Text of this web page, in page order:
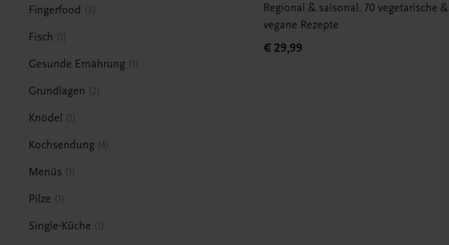
Fingerfood 3
Fisch 1
Gesunde Ernährung 1
Grundlagen 2
Knödel 1
Kochsendung 4
Menüs 1
Pilze 1
Single-Küche 1
Regional & saisonal. 70 vegetarische &
vegane Rezepte
€ 29,99